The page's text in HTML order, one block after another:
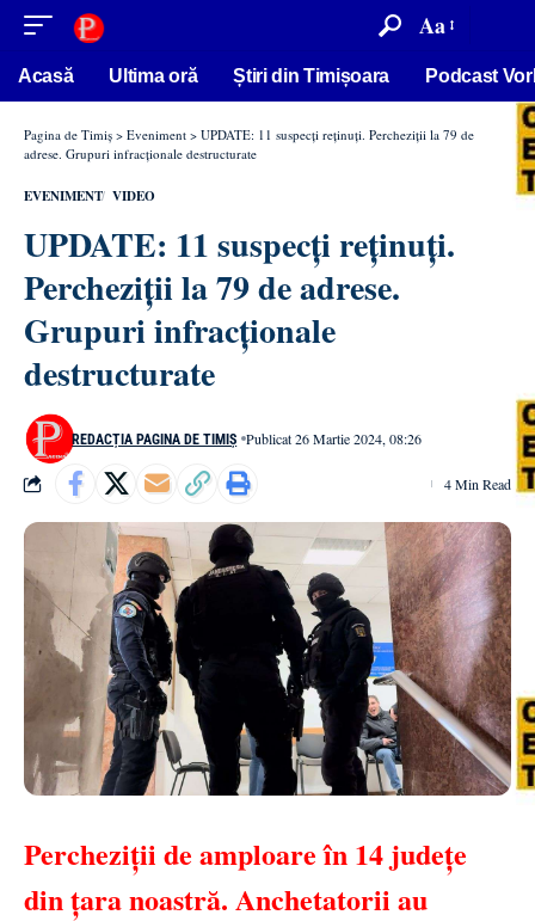
conținut Aa
Acasă Ultima oră Știri din Timișoara Podcast
Pagina de Timiș > Eveniment > UPDATE: 11 suspecți reținuți. Percheziții la 79 de
adrese. Grupuri infracționale destructurate
EVENIMENT VIDEO
UPDATE: 11 suspecți reținuți.
Percheziții la 79 de adrese.
Grupuri infracționale
destructurate
REDACȚIA PAGINA DE TIMIȘ Publicat 26 Martie 2024, 08:26
4 Min Read
Percheziții de amploare în 14 județe
din țara noastră. Anchetatorii au